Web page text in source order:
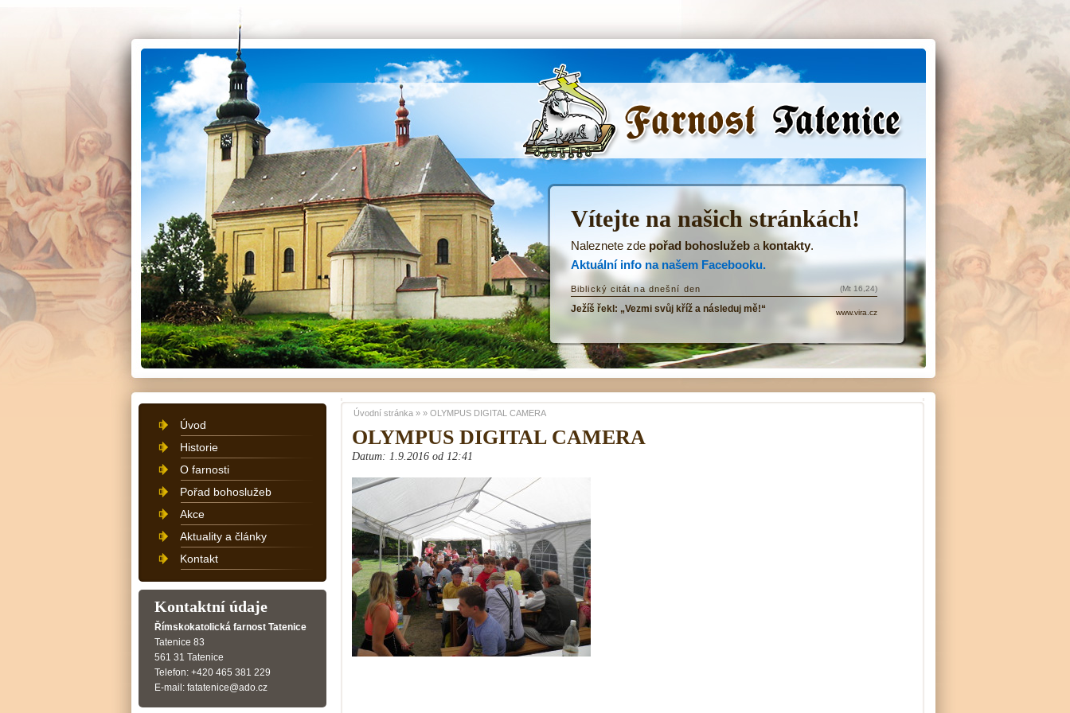
ŘKF Tatenice -
OLYMPUS DIGITAL CAMERA
Datum: 1.9.2016 od 12:41
Úvodní stránka » » OLYMPUS DIGITAL CAMERA
Úvod
Historie
O farnosti
Pořad bohoslužeb
Akce
Aktuality a články
Kontakt
Kontaktní údaje
Římskokatolická farnost Tatenice
Tatenice 83
561 31 Tatenice
Telefon: +420 465 381 229
E-mail: fatatenice@ado.cz
Vítejte na našich stránkách!
Naleznete zdepořad bohoslužeb a kontakty.
Aktuální info na našem Facebooku.
Biblický citát na dnešní den
Ježíš řekl: „Vezmi svůj kříž a následuj mě!“
(Mt 16,24)
www.vira.cz